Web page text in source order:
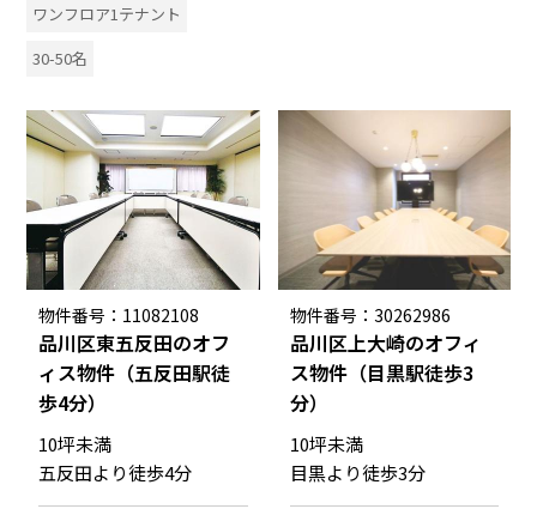
ワンフロア1テナント
30-50名
物件番号：11082108
品川区東五反田のオフ
ィス物件（五反田駅徒
歩4分）
10坪未満
五反田より徒歩4分
物件番号：30262986
品川区上大崎のオフィ
ス物件（目黒駅徒歩3
分）
10坪未満
目黒より徒歩3分